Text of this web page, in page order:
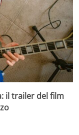
il trailer del film